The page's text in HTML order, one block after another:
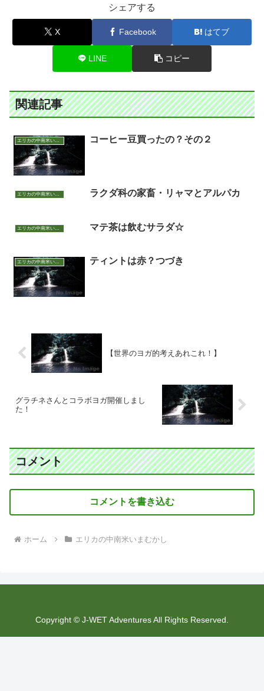
シェアする
X Facebook はてブ
LINE コピー
関連記事
エリカの中南米いまむかし コーヒー豆買ったの？その２
エリカの中南米いまむかし ラクダ科の家畜・リャマとアルパカ
エリカの中南米いまむかし マテ茶は飲むサラダ☆
エリカの中南米いまむかし ティントは赤？つづき
【世界のヨガ的考えあれこれ！】
グラチネさんとコラボヨガ開催しまし
た！
コメント
コメントを書き込む
ホーム エリカの中南米いまむかし
Copyright © J-WET Adventures All Rights Reserved.